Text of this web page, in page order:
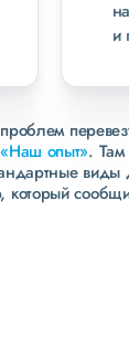
сообщества
АТИ
«Наш опыт».
виды